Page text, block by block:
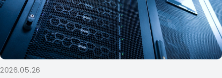
Nutanix HCI HPE DL
Nutanix HCI HPE DX
2026.05.26